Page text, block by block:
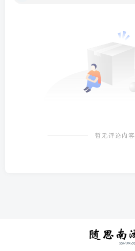
暂无评论内容